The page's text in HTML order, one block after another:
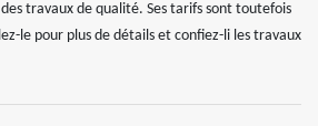
travaux de qualité. Ses tarifs sont toutefois
le pour plus de détails et confiez-li les travaux